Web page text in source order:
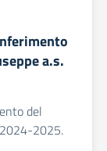
a.s.
del
2024-2025.